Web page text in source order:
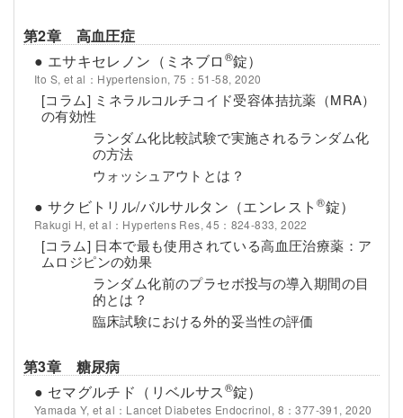
第2章 高血圧症
● エサキセレノン（ミネブロ ®錠）
Ito S, et al：Hypertension, 75：51-58, 2020
[コラム] ミネラルコルチコイド受容体拮抗薬（MRA）
の有効性
ランダム化比較試験で実施されるランダム化
の方法
ウォッシュアウトとは？
● サクビトリル/バルサルタン（エンレスト®錠）
Rakugi H, et al：Hypertens Res, 45：824-833, 2022
[コラム] 日本で最も使用されている高血圧治療薬：ア
ムロジピンの効果
ランダム化前のプラセボ投与の導入期間の目
的とは？
臨床試験における外的妥当性の評価
第3章 糖尿病
● セマグルチド（リベルサス®錠）
Yamada Y, et al：Lancet Diabetes Endocrinol, 8：377-391, 2020